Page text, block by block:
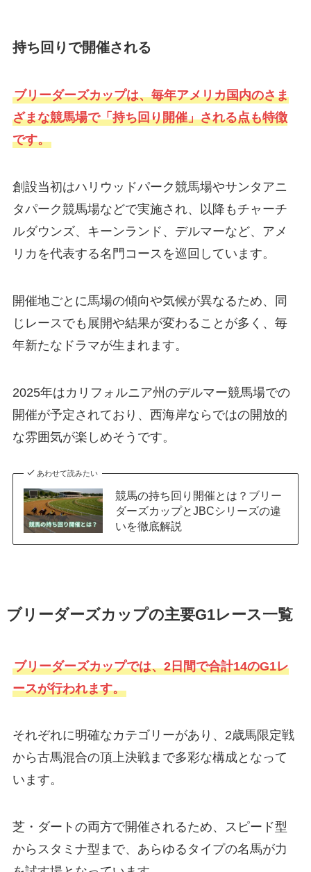
持ち回りで開催される
ブリーダーズカップは、毎年アメリカ国内のさま
ざまな競馬場で「持ち回り開催」される点も特徴
です。
創設当初はハリウッドパーク競馬場やサンタアニ
タパーク競馬場などで実施され、以降もチャーチ
ルダウンズ、キーンランド、デルマーなど、アメ
リカを代表する名門コースを巡回しています。
開催地ごとに馬場の傾向や気候が異なるため、同
じレースでも展開や結果が変わることが多く、毎
年新たなドラマが生まれます。
2025年はカリフォルニア州のデルマー競馬場での
開催が予定されており、西海岸ならではの開放的
な雰囲気が楽しめそうです。
あわせて読みたい
競馬の持ち回り開催とは？ブリー
ダーズカップとJBCシリーズの違
いを徹底解説
ブリーダーズカップの主要G1レース一覧
ブリーダーズカップでは、2日間で合計14のG1レ
ースが行われます。
それぞれに明確なカテゴリーがあり、2歳馬限定戦
から古馬混合の頂上決戦まで多彩な構成となって
います。
芝・ダートの両方で開催されるため、スピード型
からスタミナ型まで、あらゆるタイプの名馬が力